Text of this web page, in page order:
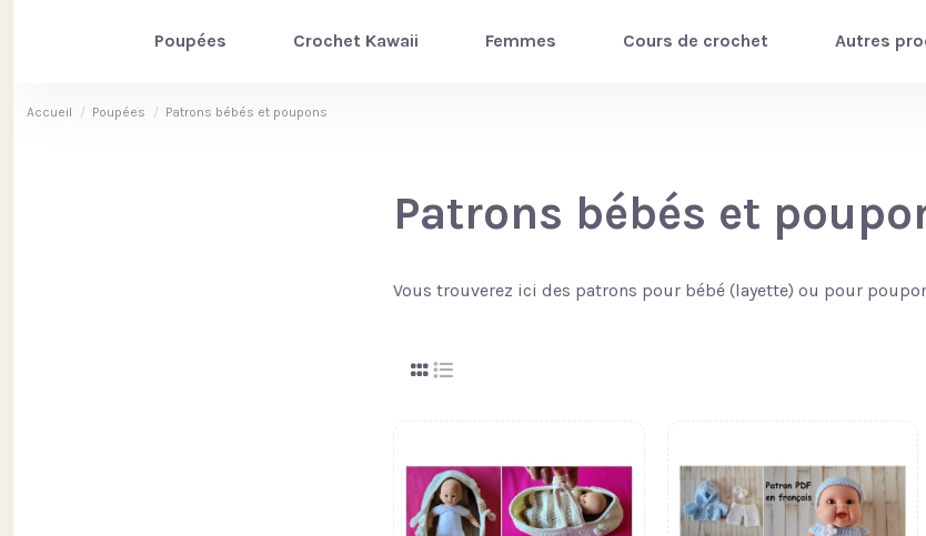
Poupées Crochet Kawaii Femmes Cours de crochet Autres
Accueil Poupées Patrons bébés et poupons
Patrons bébés et
Vous trouverez ici des patrons pour bébé (layette) ou pour